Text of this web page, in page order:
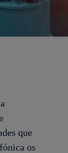
que
os